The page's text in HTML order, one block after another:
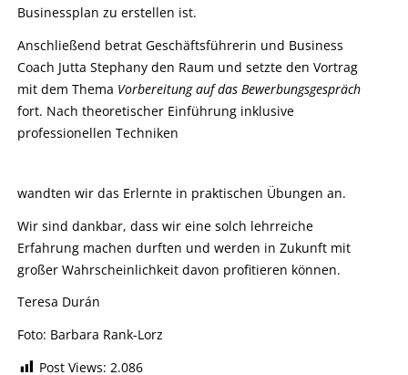
Businessplan zu erstellen ist.
Anschließend betrat Geschäftsführerin und Business
Coach Jutta Stephany den Raum und setzte den Vortrag
mit dem Thema Vorbereitung auf das Bewerbungsgespräch
fort. Nach theoretischer Einführung inklusive
professionellen Techniken
wandten wir das Erlernte in praktischen Übungen an.
Wir sind dankbar, dass wir eine solch lehrreiche
Erfahrung machen durften und werden in Zukunft mit
großer Wahrscheinlichkeit davon profitieren können.
Teresa Durán
Foto: Barbara Rank-Lorz
Post Views: 2.086